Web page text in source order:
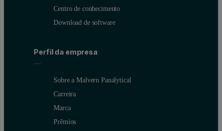
Centro de conhecimento
Download de software
Perfil da empresa
Sobre a Malvern Panalytical
Carreira
Marca
Prêmios